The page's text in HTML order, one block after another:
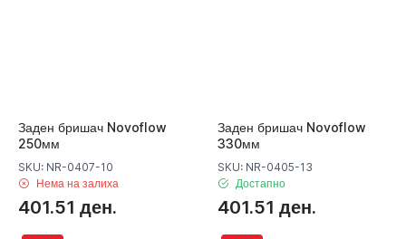
Заден бришач Novoflow
250мм
SKU: NR-0407-10
Нема на залиха
401.51 ден.
Заден бришач Novoflow
330мм
SKU: NR-0405-13
Достапно
401.51 ден.